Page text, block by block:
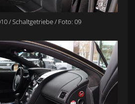
/ Schaltgetriebe / Foto: 09